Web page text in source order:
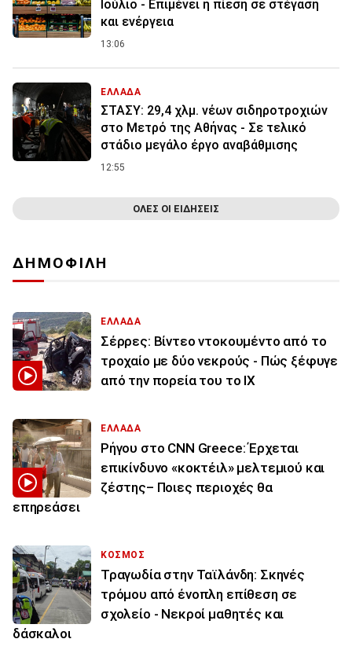
Ιούλιο - Επιμένει η πίεση σε στέγαση
και ενέργεια
13:06
ΕΛΛΑΔΑ
ΣΤΑΣΥ: 29,4 χλμ. νέων σιδηροτροχιών
στο Μετρό της Αθήνας - Σε τελικό
στάδιο μεγάλο έργο αναβάθμισης
12:55
ΟΛΕΣ ΟΙ ΕΙΔΗΣΕΙΣ
ΔΗΜΟΦΙΛΗ
ΕΛΛΑΔΑ
Σέρρες: Βίντεο ντοκουμέντο από το
τροχαίο με δύο νεκρούς - Πώς ξέφυγε
από την πορεία του το ΙΧ
ΕΛΛΑΔΑ
Ρήγου στο CNN Greece: Έρχεται
επικίνδυνο «κοκτέιλ» μελτεμιού και
ζέστης– Ποιες περιοχές θα
επηρεάσει
ΚΟΣΜΟΣ
Τραγωδία στην Ταϊλάνδη: Σκηνές
τρόμου από ένοπλη επίθεση σε
σχολείο - Νεκροί μαθητές και
δάσκαλοι